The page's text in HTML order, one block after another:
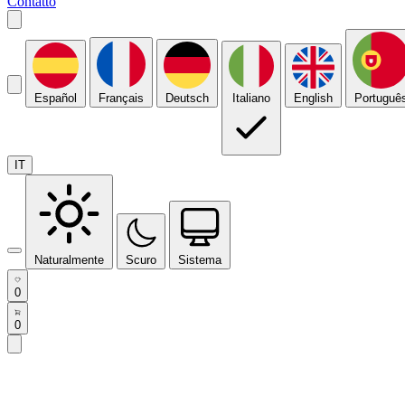
Español Français Deutsch Italiano English
IT
Naturalmente Scuro Sistema
0
0